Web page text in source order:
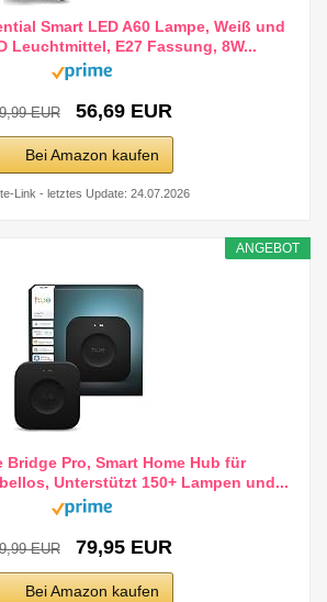
Smart LED A60 Lampe, Weiß und
Leuchtmittel, E27 Fassung, 8W...
EUR 56,69 EUR
Bei Amazon kaufen
Link - letztes Update: 24.07.2026
ANGEBOT
Bridge Pro, Smart Home Hub für
Unterstützt 150+ Lampen und...
EUR 79,95 EUR
Bei Amazon kaufen